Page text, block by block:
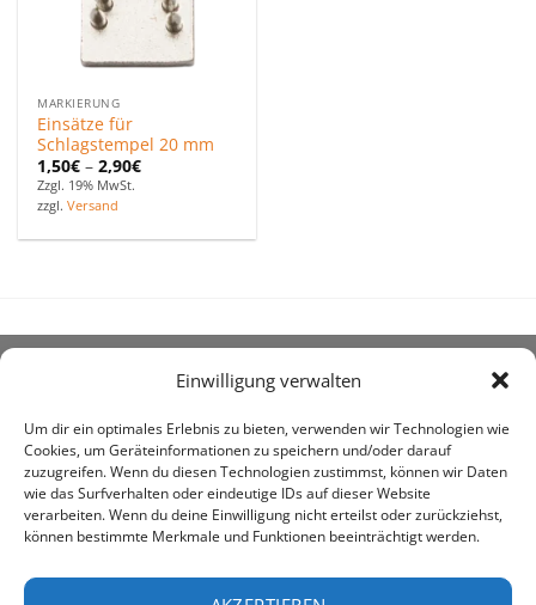
Einwilligung verwalten
Um dir ein optimales Erlebnis zu bieten, verwenden wir Technologien wie
Cookies, um Geräteinformationen zu speichern und/oder darauf
zuzugreifen. Wenn du diesen Technologien zustimmst, können wir Daten
wie das Surfverhalten oder eindeutige IDs auf dieser Website
verarbeiten. Wenn du deine Einwilligung nicht erteilst oder zurückziehst,
können bestimmte Merkmale und Funktionen beeinträchtigt werden.
MARKIERUNG
Einsätze für
Schlagstempel 20 mm
1,50€ –2,90€
Zzgl. 19% MwSt.
zzgl.Versand
um den Kauf landwirtschaftlicher Bedarfsartikel geht.